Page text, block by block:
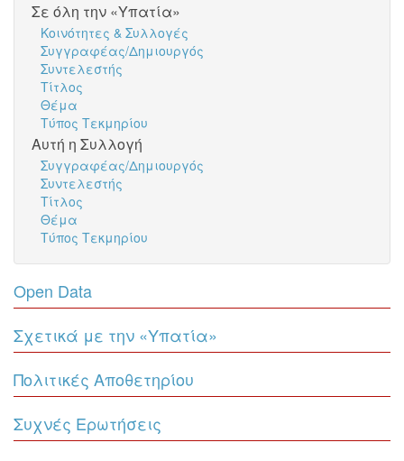
Σε όλη την «Υπατία»
Κοινότητες & Συλλογές
Συγγραφέας/Δημιουργός
Συντελεστής
Τίτλος
Θέμα
Τύπος Τεκμηρίου
Αυτή η Συλλογή
Συγγραφέας/Δημιουργός
Συντελεστής
Τίτλος
Θέμα
Τύπος Τεκμηρίου
Open Data
Σχετικά με την «Υπατία»
Πολιτικές Αποθετηρίου
Συχνές Ερωτήσεις